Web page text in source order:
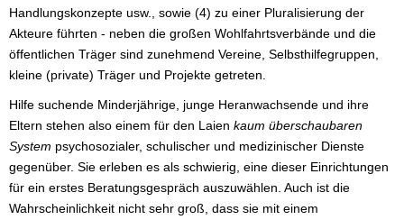
Handlungskonzepte usw., sowie (4) zu einer Pluralisierung der
Akteure führten - neben die großen Wohlfahrtsverbände und die
öffentlichen Träger sind zunehmend Vereine, Selbsthilfegruppen,
kleine (private) Träger und Projekte getreten.
Hilfe suchende Minderjährige, junge Heranwachsende und ihre
Eltern stehen also einem für den Laien kaum überschaubaren
System psychosozialer, schulischer und medizinischer Dienste
gegenüber. Sie erleben es als schwierig, eine dieser Einrichtungen
für ein erstes Beratungsgespräch auszuwählen. Auch ist die
Wahrscheinlichkeit nicht sehr groß, dass sie mit einem